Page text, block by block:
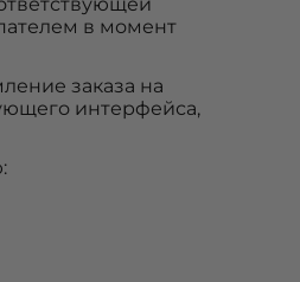
в момент
заказа на
интерфейса,